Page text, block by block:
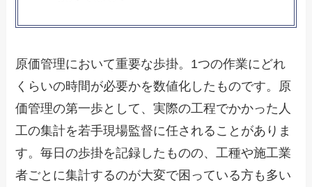
原価管理において重要な歩掛。1つの作業にどれ
くらいの時間が必要かを数値化したものです。原
価管理の第一歩として、実際の工程でかかった人
工の集計を若手現場監督に任されることがありま
す。毎日の歩掛を記録したものの、工種や施工業
者ごとに集計するのが大変で困っている方も多い